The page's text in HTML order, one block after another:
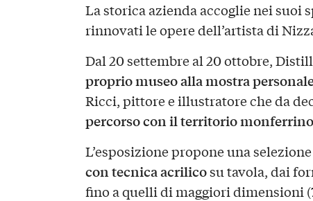
La storica azienda accoglie nei suoi
rinnovati le opere dell’artista di
Dal 20 settembre al 20 ottobre,
proprio museo alla mostra
Ricci, pittore e illustratore che da
percorso con il territorio monferrino
L’esposizione propone una
con tecnicaacrilicosu tavola, dai
fino a quelli di maggiori dimensioni